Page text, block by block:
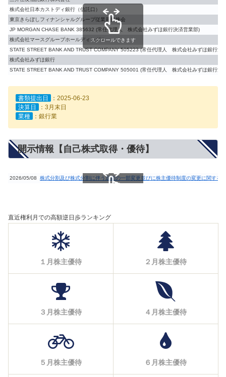
株式会社日本カストディ銀行（信託口）
東京きらぼしフィナンシャルグループ従業員持株会
JP MORGAN CHASE BANK 385632 (常任代理人 株式会社みずほ銀行決済営業部)
株式会社マースグループホールディングス
STATE STREET BANK AND TRUST COMPANY 505223 (常任代理人 株式会社みずほ銀行決
株式会社みずほ銀行
STATE STREET BANK AND TRUST COMPANY 505001 (常任代理人 株式会社みずほ銀行決
スクロールできます
書類提出日
：2025-06-23
決算日
：3月末日
業種
：銀行業
開示情報【自己株式取得・優待】
2026/05/08 株式分割及び株式分割に伴う定款の一部変更並びに株主優待制度の変更に関する
直近権利月での高額逆日歩ランキング
１月株主優待 ２月株主優待
３月株主優待 ４月株主優待
５月株主優待 ６月株主優待